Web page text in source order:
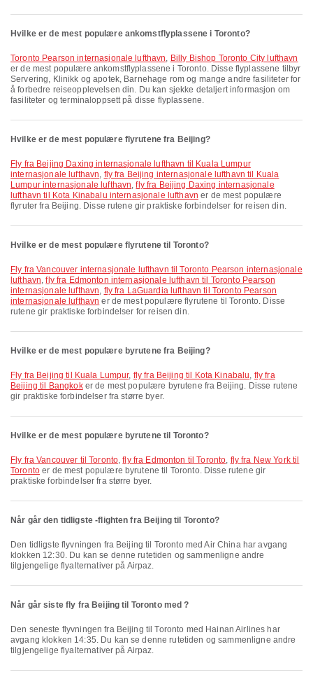
Hvilke er de mest populære ankomstflyplassene i Toronto?
Toronto Pearson internasjonale lufthavn, Billy Bishop Toronto City lufthavn
er de mest populære ankomstflyplassene i Toronto. Disse flyplassene tilbyr
Servering, Klinikk og apotek, Barnehage rom og mange andre fasiliteter for
å forbedre reiseopplevelsen din. Du kan sjekke detaljert informasjon om
fasiliteter og terminaloppsett på disse flyplassene.
Hvilke er de mest populære flyrutene fra Beijing?
fly fra Beijing Daxing internasjonale lufthavn til Kuala Lumpur
internasjonale lufthavn, fly fra Beijing internasjonale lufthavn til Kuala
Lumpur internasjonale lufthavn,fly fra Beijing Daxing internasjonale
lufthavn til Kota Kinabalu internasjonale lufthavn er de mest populære
flyruter fra Beijing. Disse rutene gir praktiske forbindelser for reisen din.
Hvilke er de mest populære flyrutene til Toronto?
fly fra Vancouver internasjonale lufthavn til Toronto Pearson internasjonale
lufthavn,fly fra Edmonton internasjonale lufthavn til Toronto Pearson
internasjonale lufthavn, fly fra LaGuardia lufthavn til Toronto Pearson
internasjonale lufthavn er de mest populære flyrutene til Toronto. Disse
rutene gir praktiske forbindelser for reisen din.
Hvilke er de mest populære byrutene fra Beijing?
fly fra Beijing til Kuala Lumpur, fly fra Beijing til Kota Kinabalu, fly fra
Beijing til Bangkoker de mest populære byrutene fra Beijing. Disse rutene
gir praktiske forbindelser fra større byer.
Hvilke er de mest populære byrutene til Toronto?
fly fra Vancouver til Toronto,fly fra Edmonton til Toronto, fly fra New York til
Torontoer de mest populære byrutene til Toronto. Disse rutene gir
praktiske forbindelser fra større byer.
Når går den tidligste -flighten fra Beijing til Toronto?
Den tidligste flyvningen fra Beijing til Toronto med Air China har avgang
klokken 12:30. Du kan se denne rutetiden og sammenligne andre
tilgjengelige flyalternativer på Airpaz.
Når går siste fly fra Beijing til Toronto med ?
Den seneste flyvningen fra Beijing til Toronto med Hainan Airlines har
avgang klokken 14:35. Du kan se denne rutetiden og sammenligne andre
tilgjengelige flyalternativer på Airpaz.